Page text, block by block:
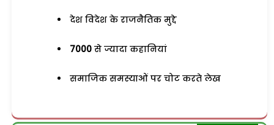
देश विदेश के राजनैतिक मुद्दे
7000 से ज्यादा कहानियां
समाजिक समस्याओं पर चोट करते लेख